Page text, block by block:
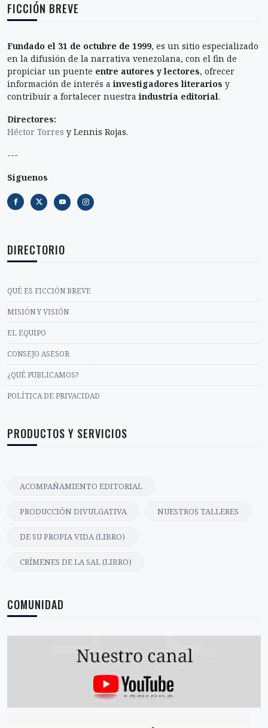
FICCIÓN BREVE
Fundado el 31 de octubre de 1999, es un sitio especializado
en la difusión de la narrativa venezolana, con el fin de
propiciar un puente entre autores y lectores, ofrecer
información de interés ainvestigadores literarios y
contribuir a fortalecer nuestraindustria editorial.
Directores:
Héctor Torres y Lennis Rojas.
---
Siguenos
DIRECTORIO
QUÉ ES FICCIÓN BREVE
MISIÓN Y VISIÓN
EL EQUIPO
CONSEJO ASESOR
¿QUÉ PUBLICAMOS?
POLÍTICA DE PRIVACIDAD
PRODUCTOS Y SERVICIOS
ACOMPAÑAMIENTO EDITORIAL
PRODUCCIÓN DIVULGATIVA NUESTROS TALLERES
DE SU PROPIA VIDA (LIBRO)
CRÍMENES DE LA SAL (LIBRO)
COMUNIDAD